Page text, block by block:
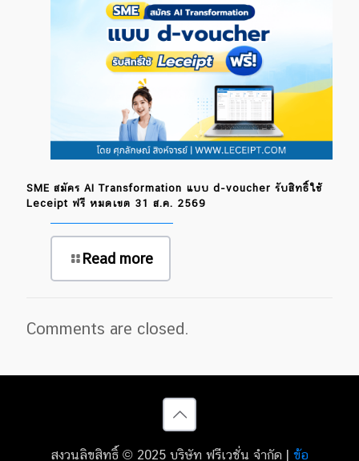
SME สมัคร AI Transformation แบบ d-voucher รับสิทธิ์ใช้
Leceipt ฟรี หมดเขต 31 ส.ค. 2569
Read more
Comments are closed.
สงวนลิขสิทธิ์ © 2025 บริษัท ฟรีเวชั่น จำกัด | ข้อ